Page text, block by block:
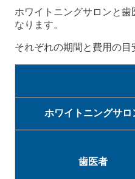
ホワイトニングサロンと
なります。
それぞれの期間と費用の目
ホワイトニングサロ
歯医者